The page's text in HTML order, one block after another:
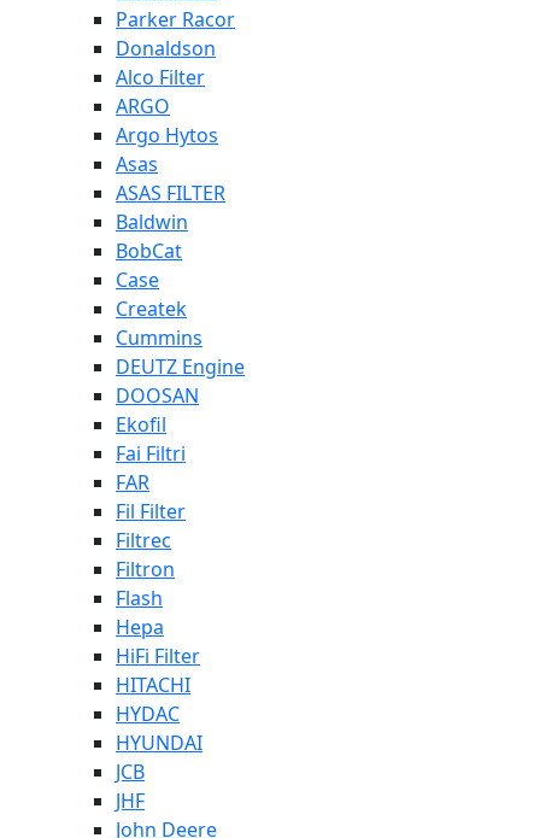
Parker Racor
Donaldson
Alco Filter
ARGO
Argo Hytos
Asas
ASAS FILTER
Baldwin
BobCat
Case
Createk
Cummins
DEUTZ Engine
DOOSAN
Ekofil
Fai Filtri
FAR
Fil Filter
Filtrec
Filtron
Flash
Hepa
HiFi Filter
HITACHI
HYDAC
HYUNDAI
JCB
JHF
John Deere